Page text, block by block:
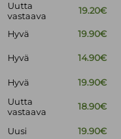
Uutta
vastaava
19.20€
Hyvä
19.90€
Hyvä 14.90€
Hyvä
19.90€
Uutta
vastaava
18.90€
Uusi 19.90€